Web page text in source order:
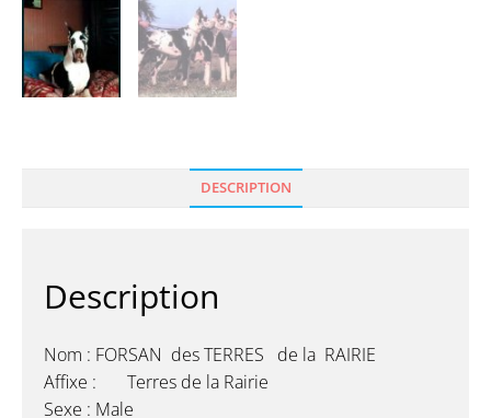
DESCRIPTION
Description
Nom : FORSAN des TERRES de la RAIRIE
Affixe : Terres de la Rairie
Sexe : Male